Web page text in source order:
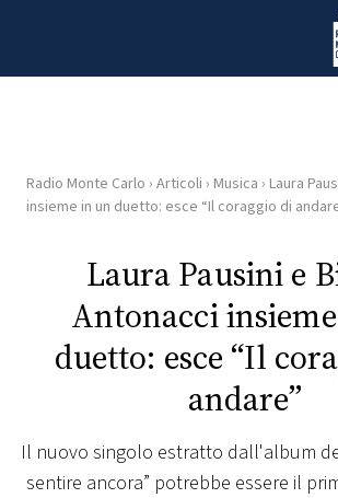
HOME
RADIO
WEB
RADIO
NEWS
Radio Monte Carlo › Articoli › Musica › Laura
insieme in un duetto: esce “Il coraggio di
Laura Pausini e
Antonacci
duetto: esce “Il
andare”
Il nuovo singolo estratto dall'album
sentire ancora” potrebbe essere il